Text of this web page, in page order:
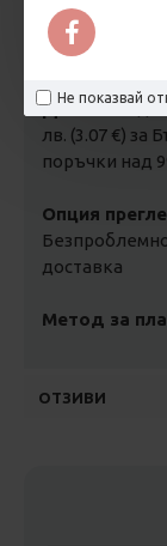
Не показвай
завивки и
работни дни за
Доставкадо
лв. (3.07 €) за
поръчки над
Опция
доставка
Метод за
ОТЗИВИ